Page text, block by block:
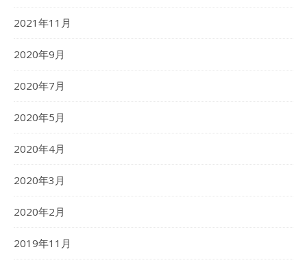
2021年11月
2020年9月
2020年7月
2020年5月
2020年4月
2020年3月
2020年2月
2019年11月